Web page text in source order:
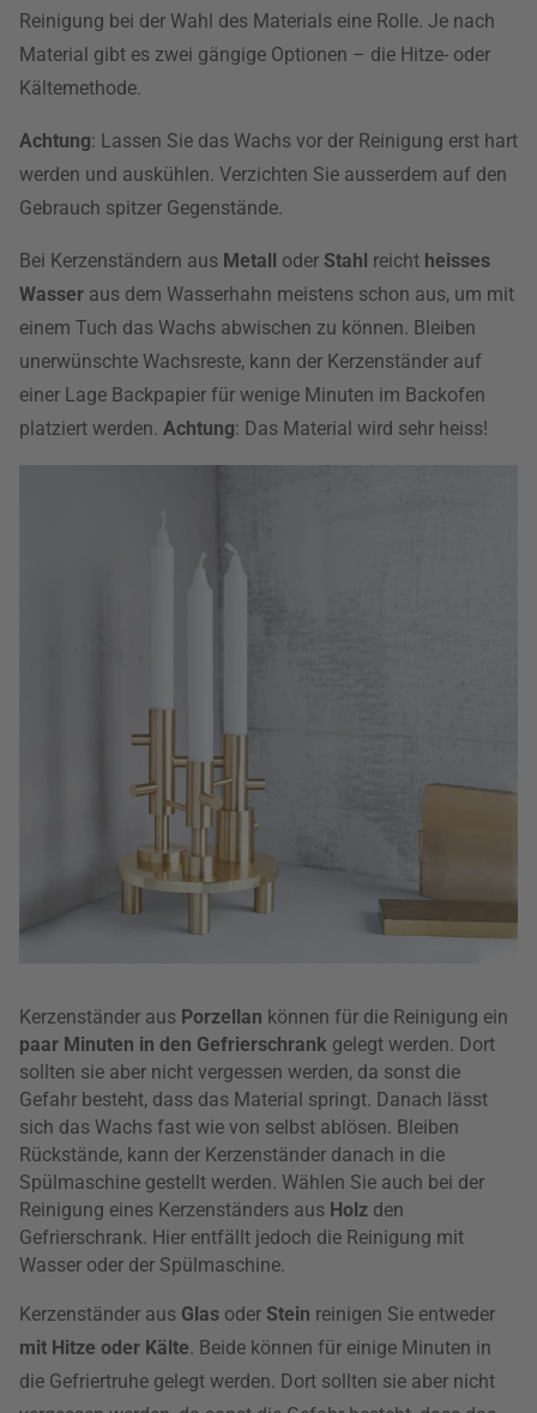
Reinigung bei der Wahl des Materials eine Rolle. Je nach
Material gibt es zwei gängige Optionen – die Hitze- oder
Kältemethode.
Achtung: Lassen Sie das Wachs vor der Reinigung erst hart
werden und auskühlen. Verzichten Sie ausserdem auf den
Gebrauch spitzer Gegenstände.
Bei Kerzenständern aus Metall oder Stahl reicht heisses
Wasser aus dem Wasserhahn meistens schon aus, um mit
einem Tuch das Wachs abwischen zu können. Bleiben
unerwünschte Wachsreste, kann der Kerzenständer auf
einer Lage Backpapier für wenige Minuten im Backofen
platziert werden. Achtung: Das Material wird sehr heiss!
Kerzenständer aus Porzellan können für die Reinigung ein
paar Minuten in den Gefrierschrank gelegt werden. Dort
sollten sie aber nicht vergessen werden, da sonst die
Gefahr besteht, dass das Material springt. Danach lässt
sich das Wachs fast wie von selbst ablösen. Bleiben
Rückstände, kann der Kerzenständer danach in die
Spülmaschine gestellt werden. Wählen Sie auch bei der
Reinigung eines Kerzenständers aus Holz den
Gefrierschrank. Hier entfällt jedoch die Reinigung mit
Wasser oder der Spülmaschine.
Kerzenständer aus Glas oder Stein reinigen Sie entweder
mit Hitze oder Kälte. Beide können für einige Minuten in
die Gefriertruhe gelegt werden. Dort sollten sie aber nicht